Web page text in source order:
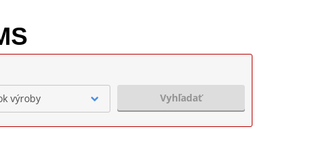
výroby Vyhľadať